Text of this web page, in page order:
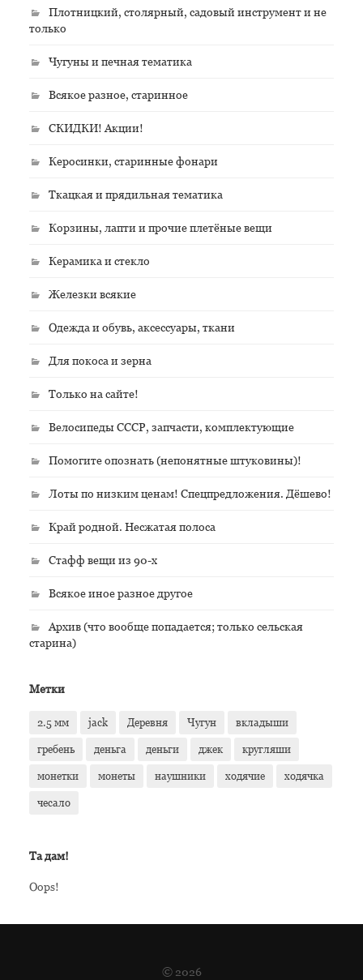
Плотницкий, столярный, садовый инструмент и не
только
Чугуны и печная тематика
Всякое разное, старинное
СКИДКИ! Акции!
Керосинки, старинные фонари
Ткацкая и прядильная тематика
Корзины, лапти и прочие плетёные вещи
Керамика и стекло
Железки всякие
Одежда и обувь, аксессуары, ткани
Для покоса и зерна
Только на сайте!
Велосипеды СССР, запчасти, комплектующие
Помогите опознать (непонятные штуковины)!
Лоты по низким ценам! Спецпредложения. Дёшево!
Край родной. Несжатая полоса
Стафф вещи из 90-х
Всякое иное разное другое
Архив (что вообще попадается; только сельская
старина)
Метки
2.5 мм jack Деревня Чугун вкладыши
гребень деньга деньги джек кругляши
монетки монеты наушники ходячие ходячка
чесало
Та дам!
Oops!
© 2026